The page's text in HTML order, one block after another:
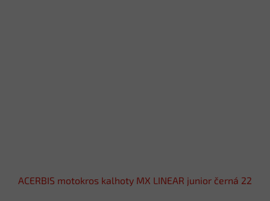
ACERBIS motokros kalhoty MX LINEAR junior černá 22